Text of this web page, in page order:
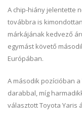
A chip-hiány jelentette
továbbra is
márkájának kedvező
egymást követő
Európában.
A második pozícióban
darabbal, míg
választott Toyota Yaris